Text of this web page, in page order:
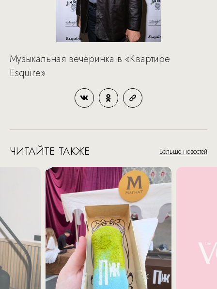
Музыкальная вечеринка в «Квартире
Esquire»
ЧИТАЙТЕ ТАКЖЕ Больше новостей